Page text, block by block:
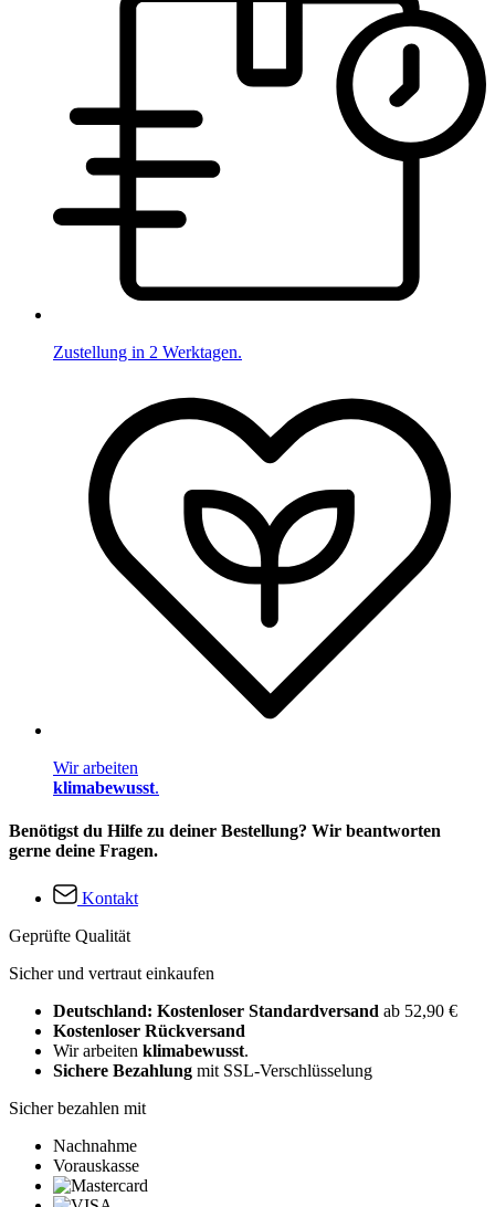
Zustellung in 2 Werktagen.
Wir arbeiten
klimabewusst.
Benötigst du Hilfe zu deiner Bestellung? Wir beantworten
gerne deine Fragen.
Kontakt
Geprüfte Qualität
Sicher und vertraut einkaufen
Deutschland: Kostenloser Standardversand ab 52,90 €
Kostenloser Rückversand
Wir arbeiten klimabewusst.
Sichere Bezahlung mit SSL-Verschlüsselung
Sicher bezahlen mit
Nachnahme
Vorauskasse